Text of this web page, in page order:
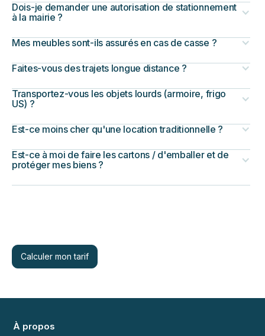
Dois-je demander une autorisation de stationnement
à la mairie ?
Mes meubles sont-ils assurés en cas de casse ?
Faites-vous des trajets longue distance ?
Transportez-vous les objets lourds (armoire, frigo
US) ?
Est-ce moins cher qu'une location traditionnelle ?
Est-ce à moi de faire les cartons / d'emballer et de
protéger mes biens ?
Calculer mon tarif
À propos